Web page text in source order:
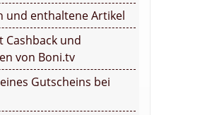
und enthaltene Artikel
Cashback und
von Boni.tv
Gutscheins bei